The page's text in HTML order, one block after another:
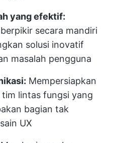
yang efektif:
secara mandiri
solusi inovatif
masalah pengguna
Mempersiapkan
lintas fungsi yang
bagian tak
UX